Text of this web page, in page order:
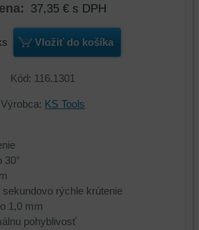
37,35 € s DPH
Vložiť do košíka
Kód: 116.1301
Výrobca: KS Tools
30°
rýchle krútenie
1,0 mm
pohyblivosť